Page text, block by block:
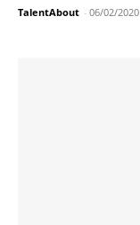
TalentAbout - 06/02/2020